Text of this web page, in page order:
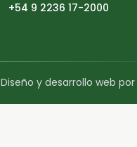
+54 9 2236 17-2000
y desarrollo web por